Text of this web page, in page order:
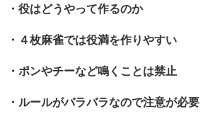
・役はどうやって作るのか
・４枚麻雀では役満を作りやすい
・ポンやチーなど鳴くことは禁止
・ルールがバラバラなので注意が必要